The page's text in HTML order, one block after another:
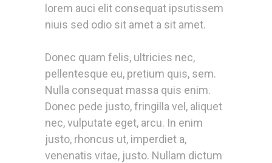
lorem auci elit consequat ipsutissem
niuis sed odio sit amet a sit amet.
Donec quam felis, ultricies nec,
pellentesque eu, pretium quis, sem.
Nulla consequat massa quis enim.
Donec pede justo, fringilla vel, aliquet
nec, vulputate eget, arcu. In enim
justo, rhoncus ut, imperdiet a,
venenatis vitae, justo. Nullam dictum